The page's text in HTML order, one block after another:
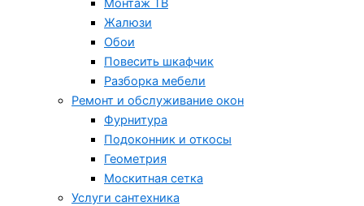
Монтаж ТВ
Жалюзи
Обои
Повесить шкафчик
Разборка мебели
Ремонт и обслуживание окон
Фурнитура
Подоконник и откосы
Геометрия
Москитная сетка
Услуги сантехника